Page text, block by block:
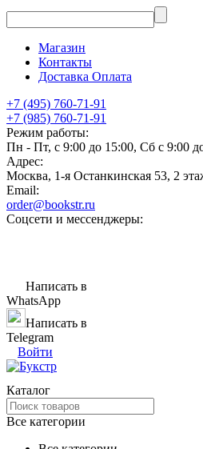
Магазин
Контакты
Доставка Оплата
+7 (495) 760-71-91
+7 (985) 760-71-91
Режим работы:
Пн - Пт, с 9:00 до 15:00, Сб с 9:00
Адрес:
Москва, 1-я Останкинская 53, 2
Email:
order@bookstr.ru
Соцсети и мессенджеры:
Написать в
WhatsApp
Написать в
Telegram
Войти
Каталог
Все категории